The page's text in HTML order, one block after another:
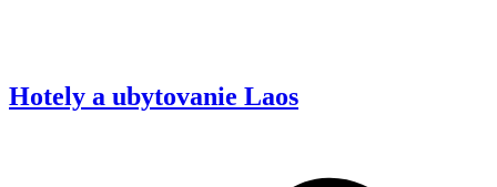
Hotely a ubytovanie Laos